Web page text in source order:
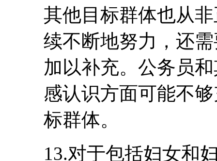
其他目标群体也从
续不断地努力，还
加以补充。公务员
感认识方面可能不
标群体。
13.对于包括妇女和